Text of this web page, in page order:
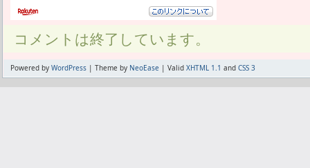
コメントは終了しています。
Powered by WordPress | Theme by NeoEase | Valid XHTML 1.1 and CSS 3